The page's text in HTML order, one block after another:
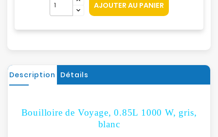
AJOUTER AU PANIER
Description Détails
Bouilloire de Voyage, 0.85L 1000 W, gris,
blanc